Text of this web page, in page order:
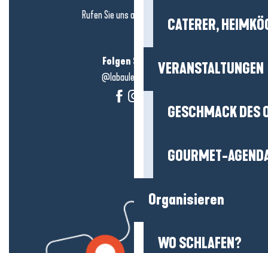
CATERER,
VERANSTALTUNGEN
GESCHMACK DES
GOURMET-
Organisieren
WO SCHLAFEN?
Rufen Sie uns an in
Folgen Sie uns!
@labauleguérande